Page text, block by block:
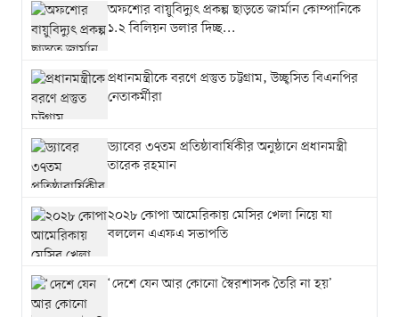
অফশোর বায়ুবিদ্যুৎ প্রকল্প ছাড়তে জার্মান কোম্পানিকে
১.২ বিলিয়ন ডলার দিচ্ছ...
প্রধানমন্ত্রীকে বরণে প্রস্তুত চট্টগ্রাম, উচ্ছ্বসিত বিএনপির
নেতাকর্মীরা
ড্যাবের ৩৭তম প্রতিষ্ঠাবার্ষিকীর অনুষ্ঠানে প্রধানমন্ত্রী
তারেক রহমান
২০২৮ কোপা আমেরিকায় মেসির খেলা নিয়ে যা
বললেন এএফএ সভাপতি
‘দেশে যেন আর কোনো স্বৈরশাসক তৈরি না হয়’